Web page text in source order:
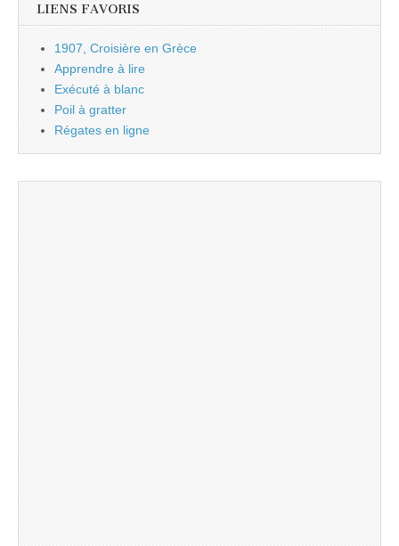
LIENS FAVORIS
1907, Croisière en Grèce
Apprendre à lire
Exécuté à blanc
Poil à gratter
Régates en ligne